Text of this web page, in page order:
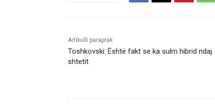
Artikulli paraprak
Toshkovski: Është fakt se ka sulm hibrid ndaj
shtetit